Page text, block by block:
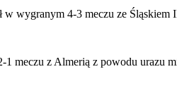
wygranym 4-3 meczu ze Śląskiem
1 meczu z Almerią z powodu urazu